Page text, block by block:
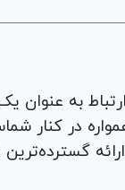
جانبی، لوازم